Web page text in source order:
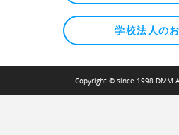
学校法人の
Copyright © since 1998 DMM